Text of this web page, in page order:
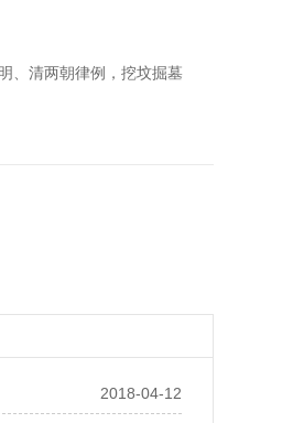
、清两朝律例，挖坟掘墓
2018-04-12